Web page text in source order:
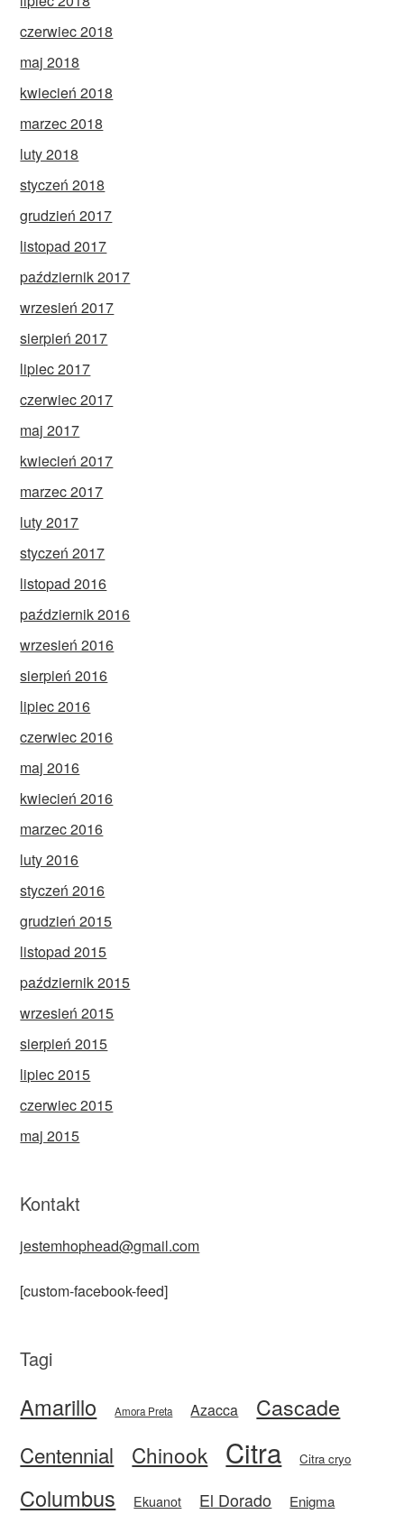
czerwiec 2018
maj 2018
kwiecień 2018
marzec 2018
luty 2018
styczeń 2018
grudzień 2017
listopad 2017
październik 2017
wrzesień 2017
sierpień 2017
lipiec 2017
czerwiec 2017
maj 2017
kwiecień 2017
marzec 2017
luty 2017
styczeń 2017
listopad 2016
październik 2016
wrzesień 2016
sierpień 2016
lipiec 2016
czerwiec 2016
maj 2016
kwiecień 2016
marzec 2016
luty 2016
styczeń 2016
grudzień 2015
listopad 2015
październik 2015
wrzesień 2015
sierpień 2015
lipiec 2015
czerwiec 2015
maj 2015
Kontakt
jestemhophead@gmail.com
[custom-facebook-feed]
Tagi
Amarillo Amora Preta Azacca Cascade
Centennial Chinook Citra Citra cryo
Columbus Ekuanot El Dorado Enigma